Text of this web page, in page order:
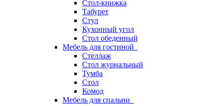
Стол-книжка
Табурет
Стул
Кухонный угол
Стол обеденный
Мебель для гостиной
Стеллаж
Стол журнальный
Тумба
Стол
Комод
Мебель для спальни